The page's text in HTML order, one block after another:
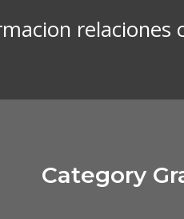
relaciones
Category